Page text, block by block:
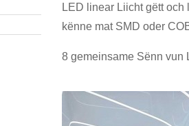
LED linear Liicht gëtt
kënne mat SMD oder
8 gemeinsame Sënn vun